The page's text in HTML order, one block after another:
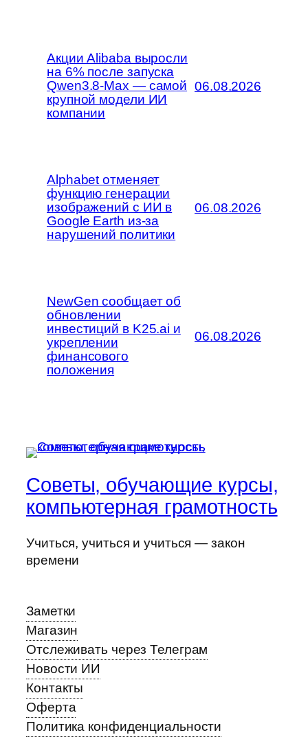
Акции Alibaba выросли
на 6% после запуска
Qwen3.8-Max — самой
крупной модели ИИ
компании
06.08.2026
Alphabet отменяет
функцию генерации
изображений с ИИ в
Google Earth из-за
нарушений политики
06.08.2026
NewGen сообщает об
обновлении
инвестиций в K25.ai и
укреплении
финансового
положения
06.08.2026
Советы, обучающие курсы,
компьютерная грамотность
Учиться, учиться и учиться — закон
времени
Заметки
Магазин
Отслеживать через Телеграм
Новости ИИ
Контакты
Оферта
Политика конфиденциальности